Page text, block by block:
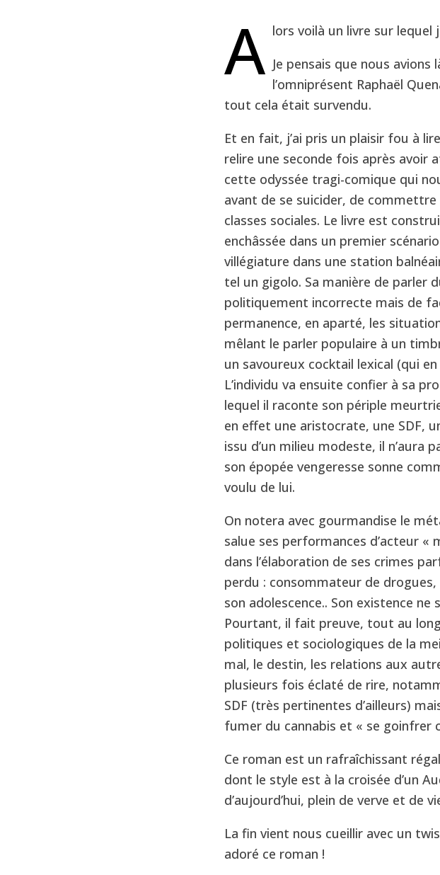
A lors voilà un livre sur lequel
Je pensais que nous
l’omniprésent Raphaël
tout cela était survendu.
Et en fait, j’ai pris un plaisir fou à
relire une seconde fois après avoir
cette odyssée tragi-comique qui
avant de se suicider, de
classes sociales. Le livre est
enchâssée dans un premier
villégiature dans une station
tel un gigolo. Sa manière de parler
politiquement incorrecte mais de
permanence, en aparté, les
mêlant le parler populaire à un
un savoureux cocktail lexical (qui
L’individu va ensuite confier à sa
lequel il raconte son périple
en effet une aristocrate, une SDF,
issu d’un milieu modeste, il n’aura
son épopée vengeresse sonne
voulu de lui.
On notera avec gourmandise le
salue ses performances d’acteur
dans l’élaboration de ses crimes
perdu : consommateur de
son adolescence.. Son existence
Pourtant, il fait preuve, tout au
politiques et sociologiques de la
mal, le destin, les relations aux
plusieurs fois éclaté de rire,
SDF (très pertinentes d’ailleurs)
fumer du cannabis et « se goinfrer
Ce roman est un rafraîchissant
dont le style est à la croisée d’un
d’aujourd’hui, plein de verve et de
La fin vient nous cueillir avec un
adoré ce roman !